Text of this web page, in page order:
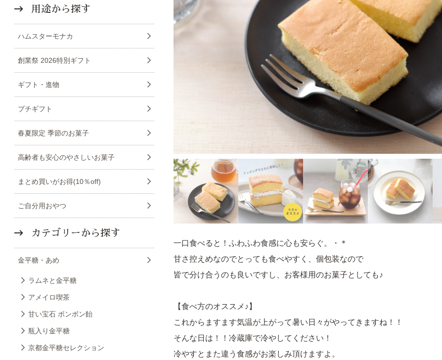
用途から探す
ハムスターモナカ
創業祭 2026特別ギフト
ギフト・進物
プチギフト
春夏限定 季節のお菓子
高齢者も安心のやさしいお菓子
まとめ買いがお得(10％off)
ご自分用おやつ
カテゴリーから探す
金平糖・あめ
ラムネと金平糖
アメイロ喫茶
甘い宝石 ボンボン飴
瓶入り金平糖
京都金平糖セレクション
一口食べると！ふわふわ食感に心も安らぐ。・＊
甘さ控えめなのでとっても食べやすく、個包装なので
皆で分け合うのも良いですし、お客様用のお菓子としても♪
【食べ方のオススメ♪】
これからますます気温が上がって暑い日々がやってきますね！！
そんな日は！！冷蔵庫で冷やしてください！
冷やすとまた違う食感がお楽しみ頂けますよ。